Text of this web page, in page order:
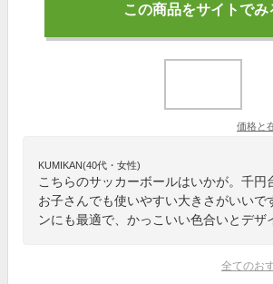
この商品をサイトでみ
価格と
KUMIKAN(40代・女性)
こちらのサッカーボールはいかが。千円
お子さんでも使いやすい大きさがいいで
ンにも最適で、かっこいい色合いとデザ
全てのお